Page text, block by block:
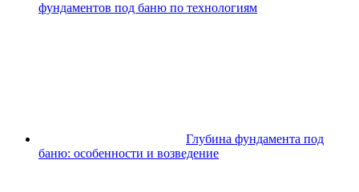
фундаментов под баню по технологиям
Глубина фундамента под
баню: особенности и возведение